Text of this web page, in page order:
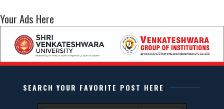
Your Ads Here
SEARCH YOUR FAVORITE POST HERE